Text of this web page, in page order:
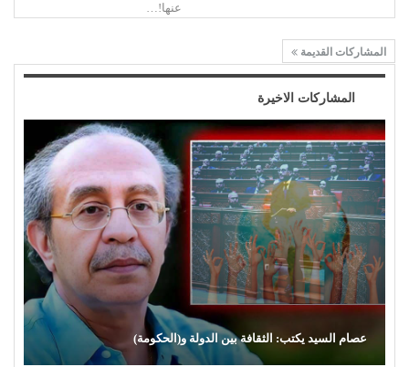
عنها!…
المشاركات القديمة
المشاركات الاخيرة
عصام السيد يكتب: الثقافة بين الدولة و(الحكومة)